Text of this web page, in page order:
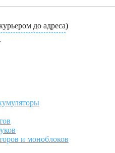
до адреса)
и моноблоков